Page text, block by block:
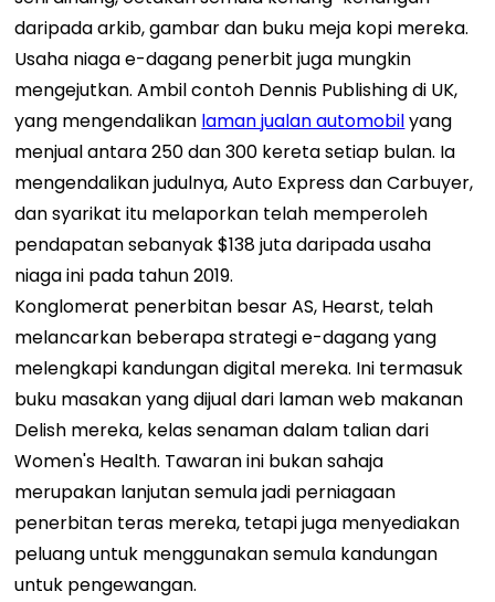
daripada arkib, gambar dan buku meja kopi mereka.
Usaha niaga e-dagang penerbit juga mungkin
mengejutkan. Ambil contoh Dennis Publishing di UK,
yang mengendalikan laman jualan automobilyang
menjual antara 250 dan 300 kereta setiap bulan. Ia
mengendalikan judulnya, Auto Express dan Carbuyer,
dan syarikat itu melaporkan telah memperoleh
pendapatan sebanyak $138 juta daripada usaha
niaga ini pada tahun 2019.
Konglomerat penerbitan besar AS, Hearst, telah
melancarkan beberapa strategi e-dagang yang
melengkapi kandungan digital mereka. Ini termasuk
buku masakan yang dijual dari laman web makanan
Delish mereka, kelas senaman dalam talian dari
Women's Health. Tawaran ini bukan sahaja
merupakan lanjutan semula jadi perniagaan
penerbitan teras mereka, tetapi juga menyediakan
peluang untuk menggunakan semula kandungan
untuk pengewangan.